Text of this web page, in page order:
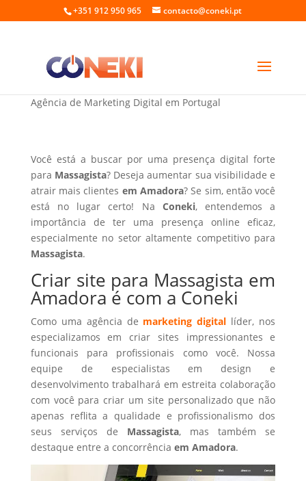
+351 912 950 965 contacto@coneki.pt
Criar site para Massagista em Amadora
Agência de Marketing Digital em Portugal
Você está a buscar por uma presença digital forte
para Massagista? Deseja aumentar sua visibilidade e
atrair mais clientes em Amadora? Se sim, então você
está no lugar certo! Na Coneki, entendemos a
importância de ter uma presença online eficaz,
especialmente no setor altamente competitivo para
Massagista.
Criar site para Massagista em
Amadora é com a Coneki
Como uma agência de marketing digital líder, nos
especializamos em criar sites impressionantes e
funcionais para profissionais como você. Nossa
equipe de especialistas em design e
desenvolvimento trabalhará em estreita colaboração
com você para criar um site personalizado que não
apenas reflita a qualidade e profissionalismo dos
seus serviços de Massagista, mas também se
destaque entre a concorrência em Amadora.